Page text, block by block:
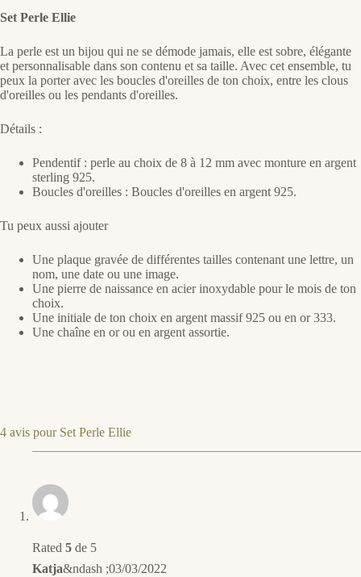
Set Perle Ellie
La perle est un bijou qui ne se démode jamais, elle est sobre, élégante
et personnalisable dans son contenu et sa taille. Avec cet ensemble, tu
peux la porter avec les boucles d'oreilles de ton choix, entre les clous
d'oreilles ou les pendants d'oreilles.
Détails :
Pendentif : perle au choix de 8 à 12 mm avec monture en argent
sterling 925.
Boucles d'oreilles : Boucles d'oreilles en argent 925.
Tu peux aussi ajouter
Une plaque gravée de différentes tailles contenant une lettre, un
nom, une date ou une image.
Une pierre de naissance en acier inoxydable pour le mois de ton
choix.
Une initiale de ton choix en argent massif 925 ou en or 333.
Une chaîne en or ou en argent assortie.
4 avis pour Set Perle Ellie
Rated 5 de 5
Katja&ndash ;03/03/2022